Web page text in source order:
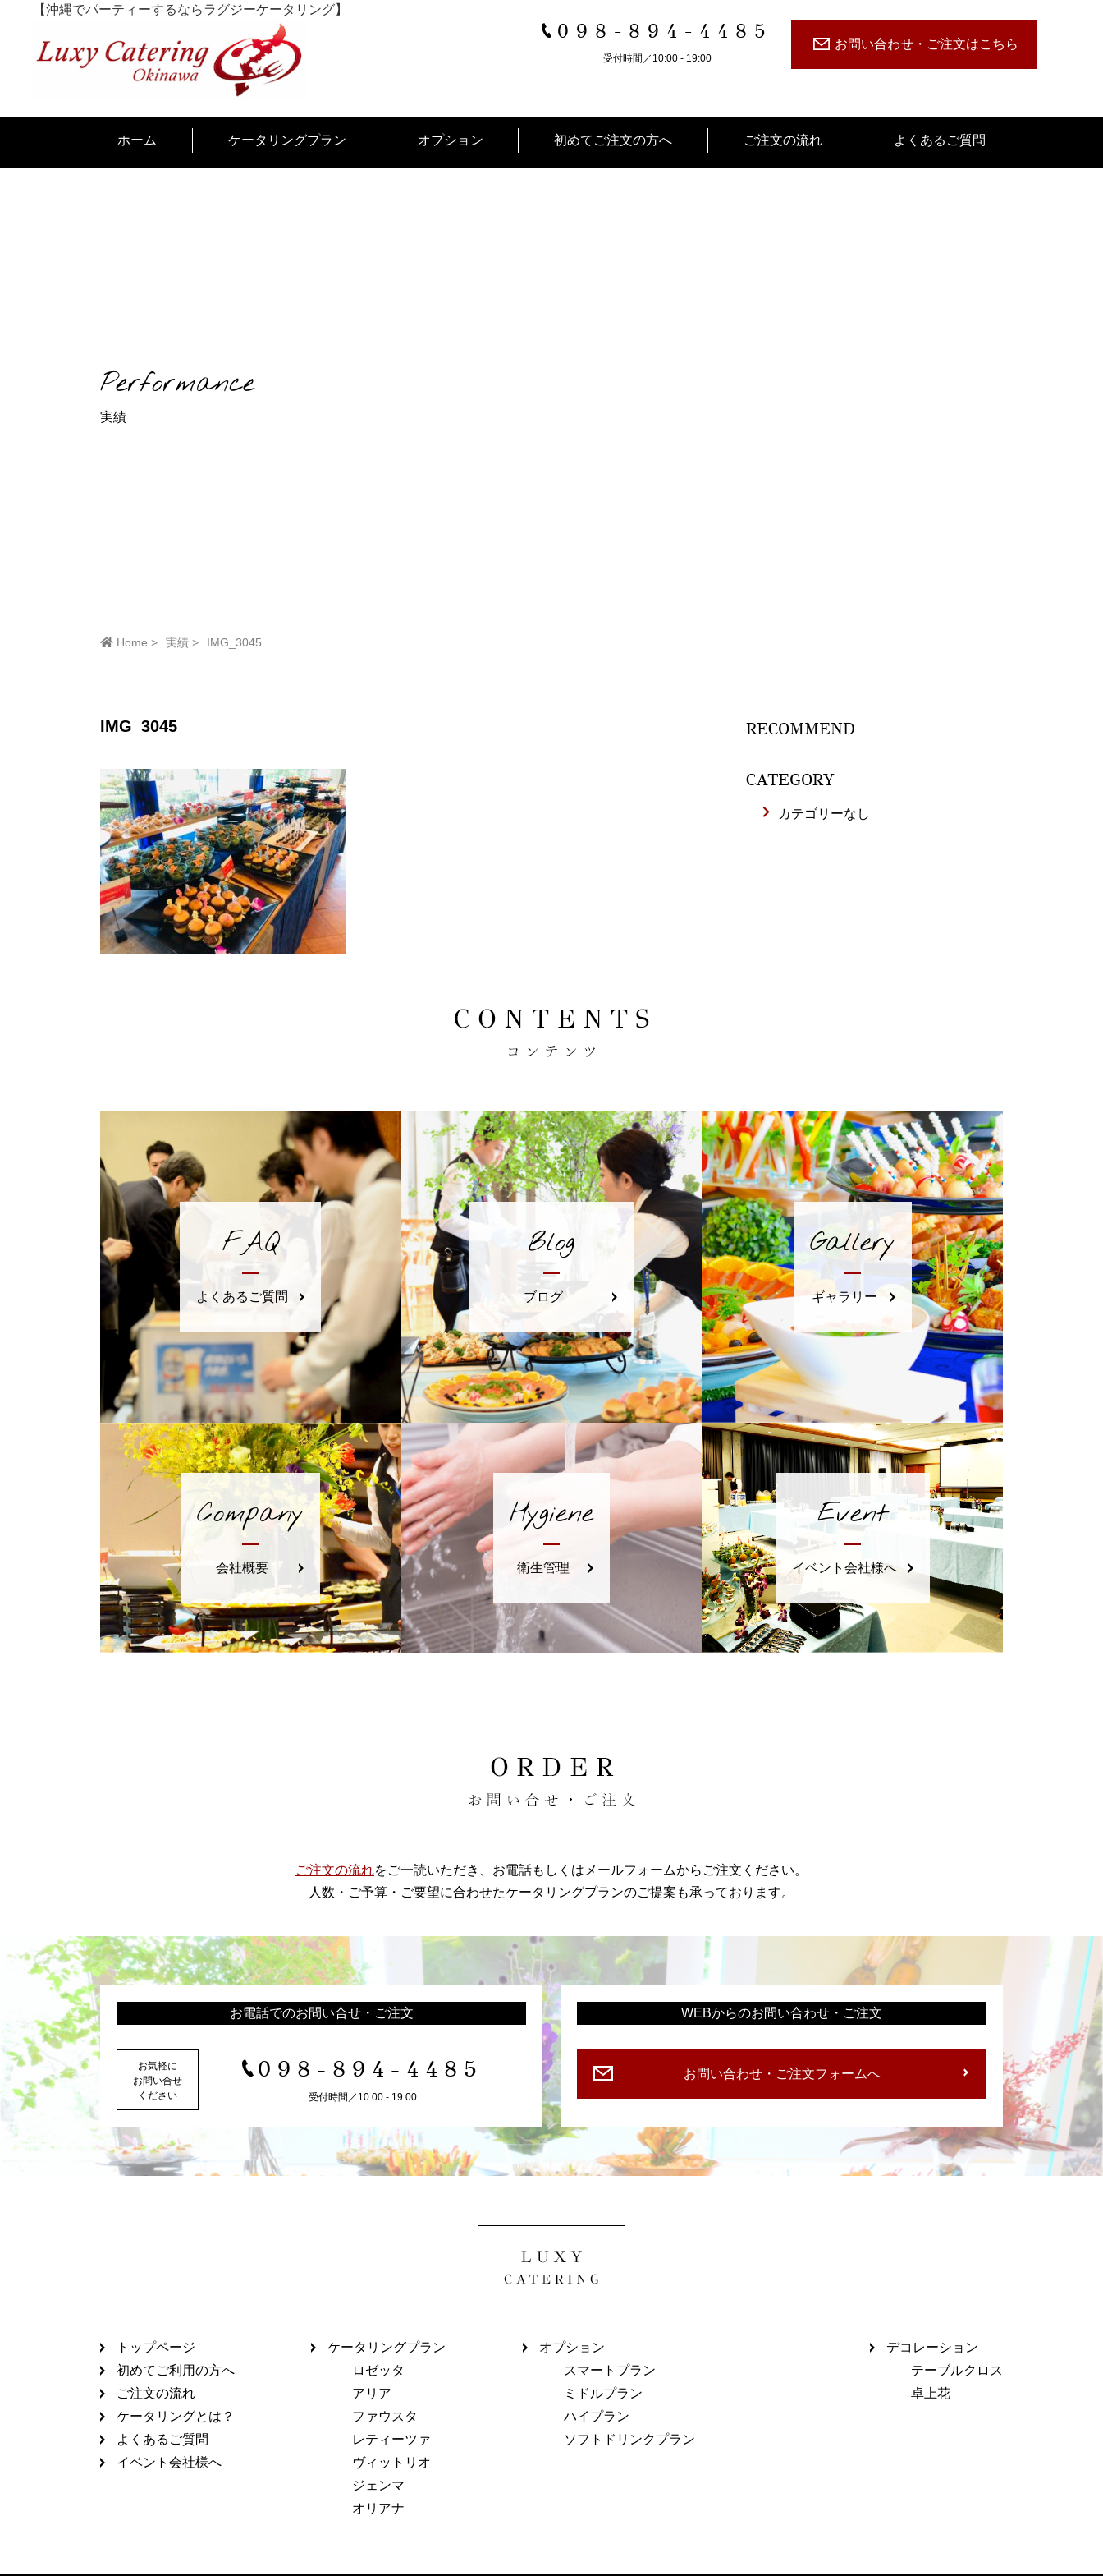
【沖縄でパーティーするならラグジーケータリング】
098-894-4485
受付時間／10:00 - 19:00
お問い合わせ・ご注文はこちら
ホーム ケータリングプラン オプション 初めてご注文の方へ ご注文の流れ よくあるご質問
Performance
実績
Home 実績 IMG_3045
IMG_3045 RECOMMEND
CATEGORY
カテゴリーなし
FAQ
よくあるご質問
Blog
ブログ
Gallery
ギャラリー
Company
会社概要
Hygiene
衛生管理
Event
イベント会社様へ
ご注文の流れをご一読いただき、お電話もしくはメールフォームからご注文ください。
人数・ご予算・ご要望に合わせたケータリングプランのご提案も承っております。
お電話でのお問い合せ・ご注文
お気軽に
お問い合せ
ください
098-894-4485
受付時間／10:00 - 19:00
WEBからのお問い合わせ・ご注文
お問い合わせ・ご注文フォームへ
トップページ
初めてご利用の方へ
ご注文の流れ
ケータリングとは？
よくあるご質問
イベント会社様へ
ケータリングプラン
ロゼッタ
アリア
ファウスタ
レティーツァ
ヴィットリオ
ジェンマ
オリアナ
オプション
スマートプラン
ミドルプラン
ハイプラン
ソフトドリンクプラン
デコレーション
テーブルクロス
卓上花